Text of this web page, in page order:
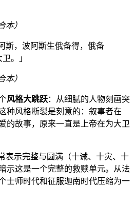
本）
斯，波阿斯生俄备得，俄备
。」
本）
风格大跳跃：从细腻的人物刻画突
种风格断裂是刻意的：叙事者在
的故事，原来一直是上帝在为大卫
表示完整与圆满（十诫、十灾、十
示这是一个完整的救赎单元。从法
士师时代和征服迦南时代压缩为一